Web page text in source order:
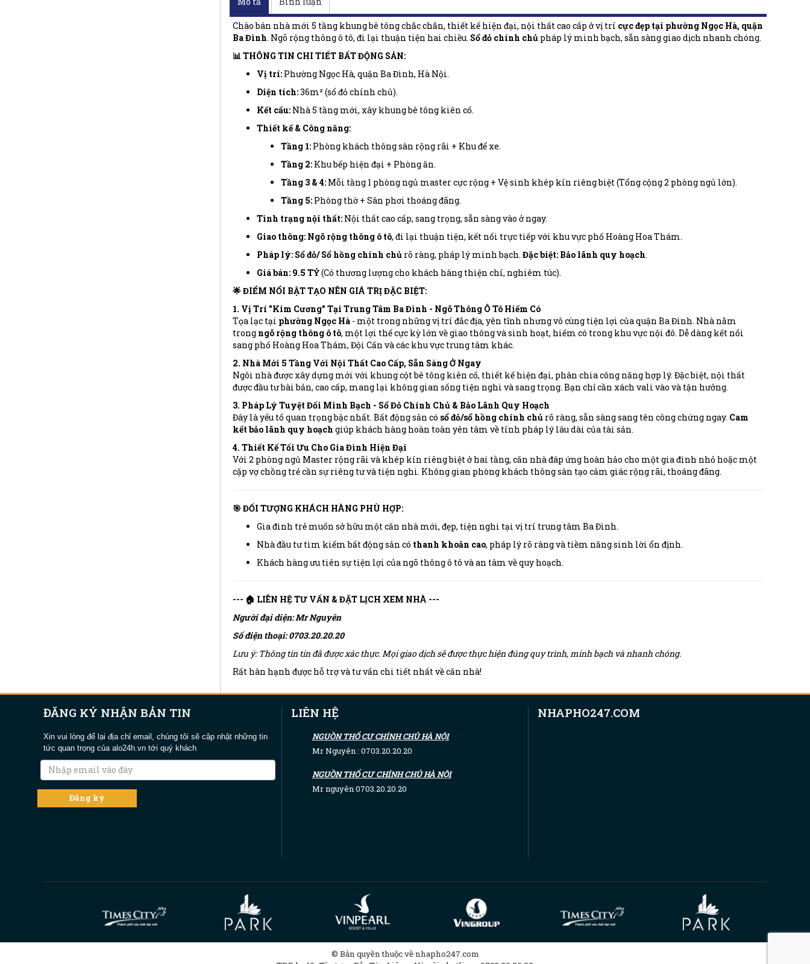
Chào bán nhà mới 5 tầng khung bê tông chắc chắn, thiết kế hiện đại, nội thất cao cấp ở vị trí cực đẹp tại phường Ngọc Hà, quận
Ba Đình. Ngõ rộng thông ô tô, đi lại thuận tiện hai chiều. Sổ đỏ chính chủpháp lý minh bạch, sẵn sàng giao dịch nhanh chóng.
📊 THÔNG TIN CHI TIẾT BẤT ĐỘNG SẢN:
Vị trí:Phường Ngọc Hà, quận Ba Đình, Hà Nội.
Diện tích:36m² (sổ đỏ chính chủ).
Kết cấu:Nhà 5 tầng mới, xây khung bê tông kiên cố.
Thiết kế & Công năng:
Tầng 1:Phòng khách thông sàn rộng rãi + Khu để xe.
Tầng 2:Khu bếp hiện đại + Phòng ăn.
Tầng 3 & 4:Mỗi tầng 1 phòng ngủ master cực rộng + Vệ sinh khép kín riêng biệt (Tổng cộng 2 phòng ngủ lớn).
Tầng 5:Phòng thờ + Sân phơi thoáng đãng.
Tình trạng nội thất:Nội thất cao cấp, sang trọng, sẵn sàng vào ở ngay.
Giao thông: Ngõ rộng thông ô tô, đi lại thuận tiện, kết nối trực tiếp với khu vực phố Hoàng Hoa Thám.
Pháp lý: Sổ đỏ/ Sổ hồng chính chủrõ ràng, pháp lý minh bạch. Đặc biệt: Bảo lãnh quy hoạch.
Giá bán: 9.5 TỶ(Có thương lượng cho khách hàng thiện chí, nghiêm túc).
🌟 ĐIỂM NỔI BẬT TẠO NÊN GIÁ TRỊ ĐẶC BIỆT:
1. Vị Trí "Kim Cương" Tại Trung Tâm Ba Đình - Ngõ Thông Ô Tô Hiếm Có
Tọa lạc tại phường Ngọc Hà- một trong những vị trí đắc địa, yên tĩnh nhưng vô cùng tiện lợi của quận Ba Đình. Nhà nằm
trong ngõ rộng thông ô tô, một lợi thế cực kỳ lớn về giao thông và sinh hoạt, hiếm có trong khu vực nội đô. Dễ dàng kết nối
sang phố Hoàng Hoa Thám, Đội Cấn và các khu vực trung tâm khác.
2. Nhà Mới 5 Tầng Với Nội Thất Cao Cấp, Sẵn Sàng Ở Ngay
Ngôi nhà được xây dựng mới với khung cột bê tông kiên cố, thiết kế hiện đại, phân chia công năng hợp lý. Đặc biệt, nội thất
được đầu tư bài bản, cao cấp, mang lại không gian sống tiện nghi và sang trọng. Bạn chỉ cần xách vali vào và tận hưởng.
3. Pháp Lý Tuyệt Đối Minh Bạch - Sổ Đỏ Chính Chủ & Bảo Lãnh Quy Hoạch
Đây là yếu tố quan trọng bậc nhất. Bất động sản có sổ đỏ/sổ hồng chính chủrõ ràng, sẵn sàng sang tên công chứng ngay. Cam
kết bảo lãnh quy hoạch giúp khách hàng hoàn toàn yên tâm về tính pháp lý lâu dài của tài sản.
4. Thiết Kế Tối Ưu Cho Gia Đình Hiện Đại
Với 2 phòng ngủ Master rộng rãi và khép kín riêng biệt ở hai tầng, căn nhà đáp ứng hoàn hảo cho một gia đình nhỏ hoặc một
cặp vợ chồng trẻ cần sự riêng tư và tiện nghi. Không gian phòng khách thông sàn tạo cảm giác rộng rãi, thoáng đãng.
🎯 ĐỐI TƯỢNG KHÁCH HÀNG PHÙ HỢP:
Gia đình trẻ muốn sở hữu một căn nhà mới, đẹp, tiện nghi tại vị trí trung tâm Ba Đình.
Nhà đầu tư tìm kiếm bất động sản có thanh khoản cao, pháp lý rõ ràng và tiềm năng sinh lời ổn định.
Khách hàng ưu tiên sự tiện lợi của ngõ thông ô tô và an tâm về quy hoạch.
--- 🏠 LIÊN HỆ TƯ VẤN & ĐẶT LỊCH XEM NHÀ ---
Người đại diện: Mr Nguyên
Số điện thoại: 0703.20.20.20
Lưu ý: Thông tin tin đã được xác thực. Mọi giao dịch sẽ được thực hiện đúng quy trình, minh bạch và nhanh chóng.
Rất hân hạnh được hỗ trợ và tư vấn chi tiết nhất về căn nhà!
ĐĂNG KÝ NHẬN BẢN TIN
Xin vui lòng để lại địa chỉ email, chúng tôi sẽ cập nhật những tin
tức quan trọng của alo24h.vn tới quý khách
LIÊN HỆ
NGUỒN THỔ CƯ CHÍNH CHỦ HÀ NỘI
Mr Nguyên : 0703.20.20.20
NGUỒN THỔ CƯ CHÍNH CHỦ HÀ NỘI
Mr nguyên 0703.20.20.20
NHAPHO247.COM
© Bản quyền thuộc về nhapho247.com